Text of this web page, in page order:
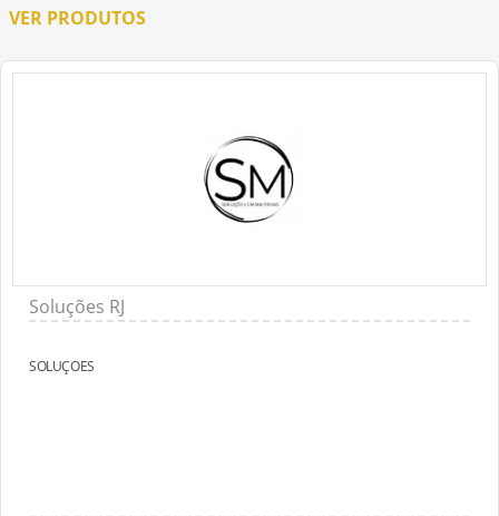
VER PRODUTOS
Soluções RJ
SOLUÇOES